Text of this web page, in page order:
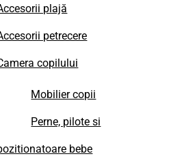
plajă
petrecere
copilului
Mobilier copii
Perne, pilote si
bebe